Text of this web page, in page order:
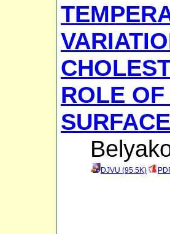
ROLE
DJVU (95.5K)